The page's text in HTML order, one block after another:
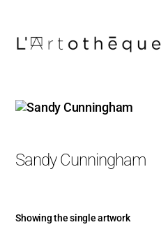
Sandy Cunningham
Showing the single artwork